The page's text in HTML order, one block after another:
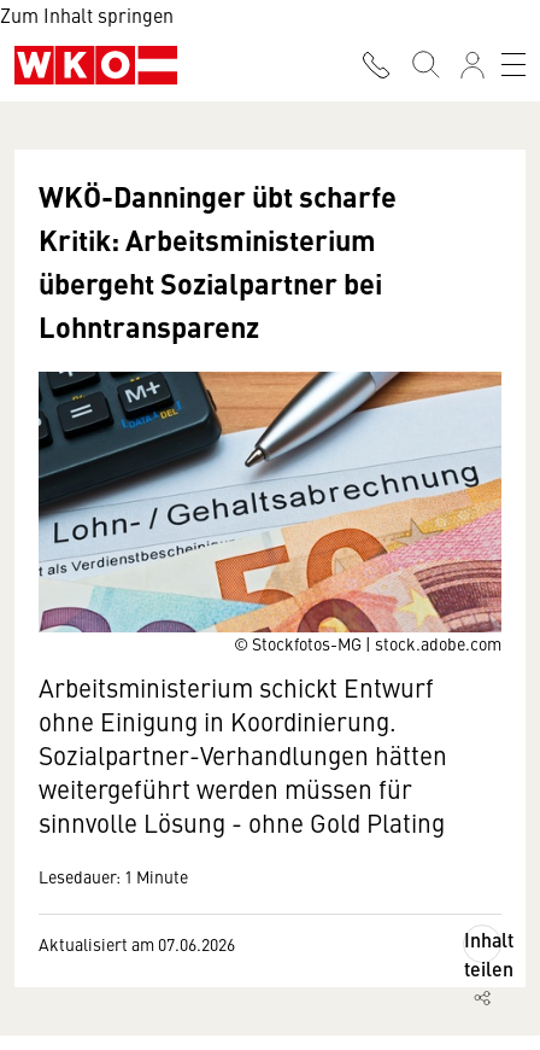
Zum Inhalt springen
© Stockfotos-MG | stock.adobe.com
WKÖ-Danninger übt scharfe
Kritik: Arbeitsministerium
übergeht Sozialpartner bei
Lohntransparenz
Arbeitsministerium schickt Entwurf
ohne Einigung in Koordinierung.
Sozialpartner-Verhandlungen hätten
weitergeführt werden müssen für
sinnvolle Lösung - ohne Gold Plating
Lesedauer: 1 Minute
Aktualisiert am 07.06.2026
Inhalt
teilen